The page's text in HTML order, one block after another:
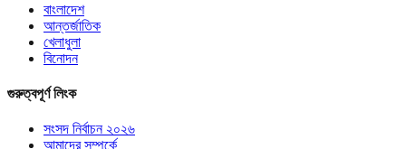
বাংলাদেশ
আন্তর্জাতিক
খেলাধুলা
বিনোদন
গুরুত্বপূর্ণ লিংক
সংসদ নির্বাচন ২০২৬
আমাদের সম্পর্কে